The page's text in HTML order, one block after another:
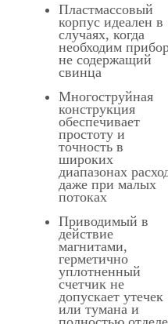
Пластмассовый
корпус идеален в
случаях, когда
необходим
не содержащий
свинца
Многоструйная
конструкция
обеспечивает
простоту и
точность в
широких
диапазонах
даже при малых
потоках
Приводимый в
действие
магнитами,
герметично
уплотненный
счетчик не
допускает утечек
или тумана и